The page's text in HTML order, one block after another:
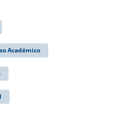
Académico